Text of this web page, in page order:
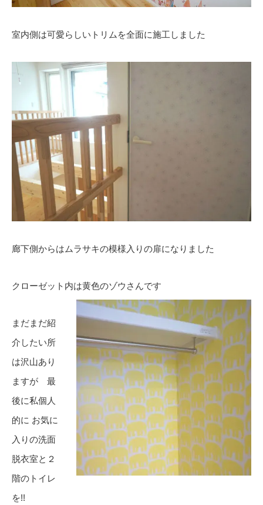
室内側は可愛らしいトリムを全面に施工しました
廊下側からはムラサキの模様入りの扉になりました
クローゼット内は黄色のゾウさんです
まだまだ紹
介したい所
は沢山あり
ますが 最
後に私個人
的に お気に
入りの洗面
脱衣室と２
階のトイレ
を!!